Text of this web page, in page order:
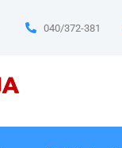
040/372-381